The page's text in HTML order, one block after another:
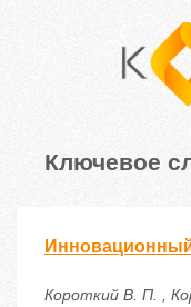
Ключевое
Короткий В. П. ,